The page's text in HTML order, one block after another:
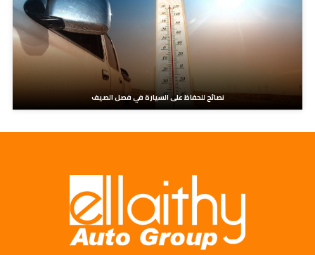
نصائح للحفاظ على السيارة في فصل الصيف